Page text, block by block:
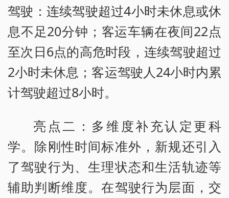
驾驶：连续驾驶超过4小时未休息或休
息不足20分钟；客运车辆在夜间22点
至次日6点的高危时段，连续驾驶超过
2小时未休息；客运驾驶人24小时内累
计驾驶超过8小时。
亮点二：多维度补充认定更科
学。除刚性时间标准外，新规还引入
了驾驶行为、生理状态和生活轨迹等
辅助判断维度。在驾驶行为层面，交